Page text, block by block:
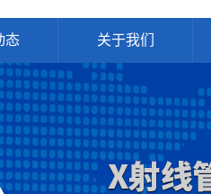
态 关于我们